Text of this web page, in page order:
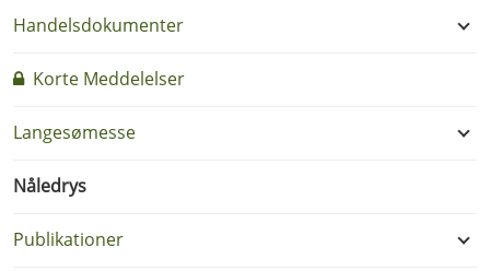
Handelsdokumenter
Korte Meddelelser
Langesømesse
Nåledrys
Publikationer